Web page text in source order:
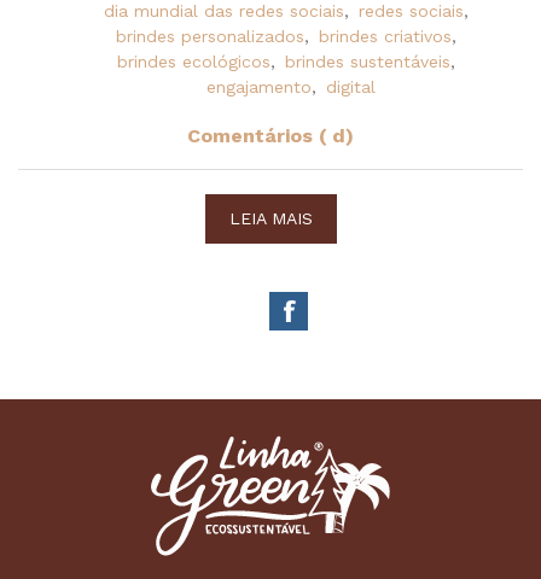
dia mundial das redes sociais, redes sociais,
brindes personalizados, brindes criativos,
brindes ecológicos, brindes sustentáveis,
engajamento, digital
Comentários ( d)
LEIA MAIS